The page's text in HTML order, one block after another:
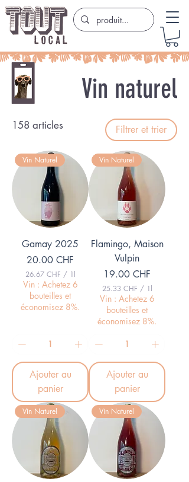
Vin naturel
158 articles Filtrer et trier
Vin Naturel
Gamay 2025
Prix
20.00 CHF
26.67 CHF / 1l
2
6
.
6
H
p
a
r
1
L
i
t
r
e
Vin : Achetez 6
bouteilles et
économisez 8%.
Ajouter au
panier
Vin Naturel
Flamingo, Maison
Vulpin
Prix
19.00 CHF
25.33 CHF / 1l
2
5
.
3
H
p
a
r
1
L
i
t
r
e
Vin : Achetez 6
bouteilles et
économisez 8%.
Ajouter au
panier
Vin Naturel Vin Naturel